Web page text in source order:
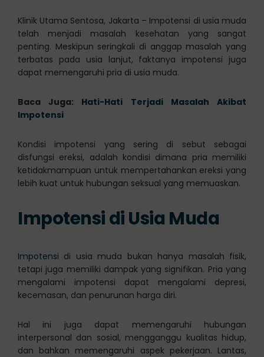
Klinik Utama Sentosa, Jakarta – Impotensi di usia muda
telah menjadi masalah kesehatan yang sangat
penting. Meskipun seringkali di anggap masalah yang
terbatas pada usia lanjut, faktanya impotensi juga
dapat memengaruhi pria di usia muda.
Baca Juga: Hati-Hati Terjadi Masalah Akibat
Impotensi
Kondisi impotensi yang sering di sebut sebagai
disfungsi ereksi, adalah kondisi dimana pria memiliki
ketidakmampuan untuk mempertahankan ereksi yang
lebih kuat untuk hubungan seksual yang memuaskan.
Impotensi di Usia Muda
Impotensi di usia muda bukan hanya masalah fisik,
tetapi juga memiliki dampak yang signifikan. Pria yang
mengalami impotensi dapat mengalami depresi,
kecemasan, dan penurunan harga diri.
Hal ini juga dapat memengaruhi hubungan
interpersonal dan sosial, mengganggu kualitas hidup,
dan bahkan memengaruhi aspek pekerjaan. Lantas,